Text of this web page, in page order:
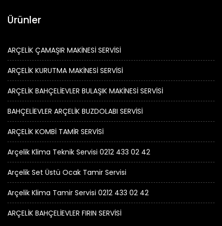
Ürünler
ARÇELİK ÇAMAŞIR MAKİNESİ SERVİSİ
ARÇELİK KURUTMA MAKİNESİ SERVİSİ
ARÇELİK BAHÇELİEVLER BULAŞIK MAKİNESİ SERVİSİ
BAHÇELİEVLER ARÇELİK BUZDOLABI SERVİSİ
ARÇELİK KOMBİ TAMİR SERVİSİ
Arçelik Klima Teknik Servisi 0212 433 02 42
Arçelik Set Üstü Ocak Tamir Servisi
Arçelik Klima Tamir Servisi 0212 433 02 42
ARÇELİK BAHÇELİEVLER FIRIN SERVİSİ